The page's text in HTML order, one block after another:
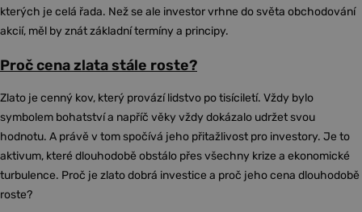
kterých je celá řada. Než se ale investor vrhne do světa obchodování
akcií, měl by znát základní termíny a principy.
Proč cena zlata stále roste?
Zlato je cenný kov, který provází lidstvo po tisíciletí. Vždy bylo
symbolem bohatství a napříč věky vždy dokázalo udržet svou
hodnotu. A právě v tom spočívá jeho přitažlivost pro investory. Je to
aktivum, které dlouhodobě obstálo přes všechny krize a ekonomické
turbulence. Proč je zlato dobrá investice a proč jeho cena dlouhodobě
roste?